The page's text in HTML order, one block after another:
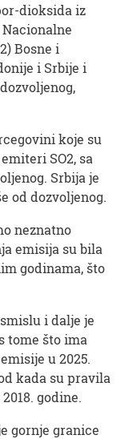
dioksida iz
Bosne i
i Srbije i
koje su
SO2, sa
Srbija je
od dozvoljenog.
neznatno
emisija su bila
godinama, što
i dalje je
tome što ima
u 2025.
kada su pravila
godine.
gornje granice